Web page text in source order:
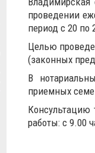
проведении
период с 20 по
Целью
(законных
В
приемных
Консультацию
работы: с 9.00